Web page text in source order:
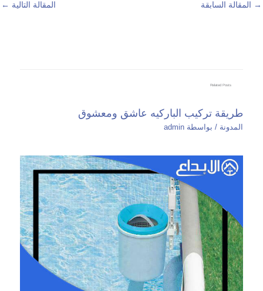
→ المقالة السابقة المقالة التالية ←
Related Posts
طريقة تركيب الباركيه عاشق ومعشوق
المدونة / بواسطة admin